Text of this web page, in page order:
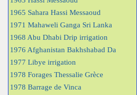
1965 Sahara Hassi Messaoud
1971 Mahaweli Ganga Sri Lanka
1968 Abu Dhabi Drip irrigation
1976 Afghanistan Bakhshabad Da
1977 Libye irrigation
1978 Forages Thessalie Grèce
1978 Barrage de Vinca